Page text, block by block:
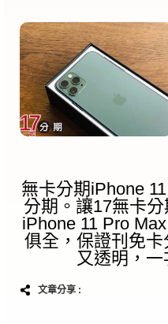
無卡分期iPhone
分期。讓17無卡
iPhone 11 Pro
俱全，保證刊免
又透明，一
文章分享 :